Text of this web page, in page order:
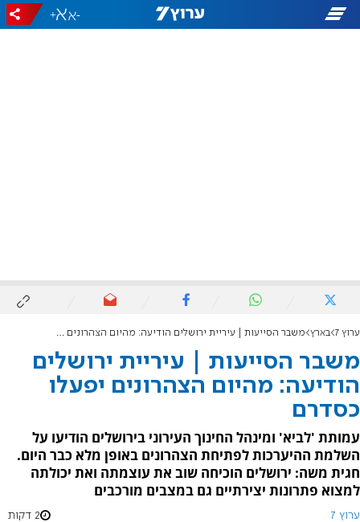
-
+
ערוץ 7 בארץ משבר הסייעות | עיריית ירושלים הודיעה: מהיום הצהרונים יפעלו כסדרם
משבר הסייעות | עיריית ירושלים
הודיעה: מהיום הצהרונים יפעלו
כסדרם
עמותת 'לביא' ומינהל החינוך העירוני בירושלים הודיעו על
השלמת ההיערכות לפתיחת הצהרונים באופן מלא כבר היום.
חגית משה: ירושלים הוכיחה שוב את עוצמתה ואת יכולתה
למצוא פתרונות יצירתיים גם במצבים מורכבים
ערוץ 7 2 דקות